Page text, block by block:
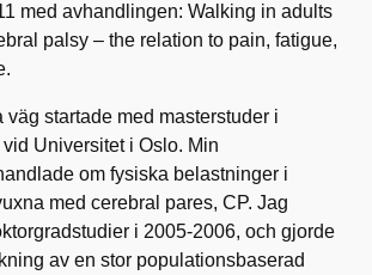
med avhandlingen: Walking in adults
palsy – the relation to pain, fatigue,
väg startade med masterstuder i
Universitet i Oslo. Min
om fysiska belastninger i
med cerebral pares, CP. Jag
i 2005-2006, och gjorde
av en stor populationsbaserad